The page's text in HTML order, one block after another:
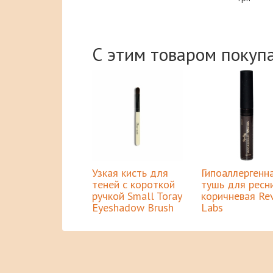
С этим товаром
Узкая кисть для
теней с короткой
ручкой Small Toray
Eyeshadow Brush
тушь для
коричневая
Labs